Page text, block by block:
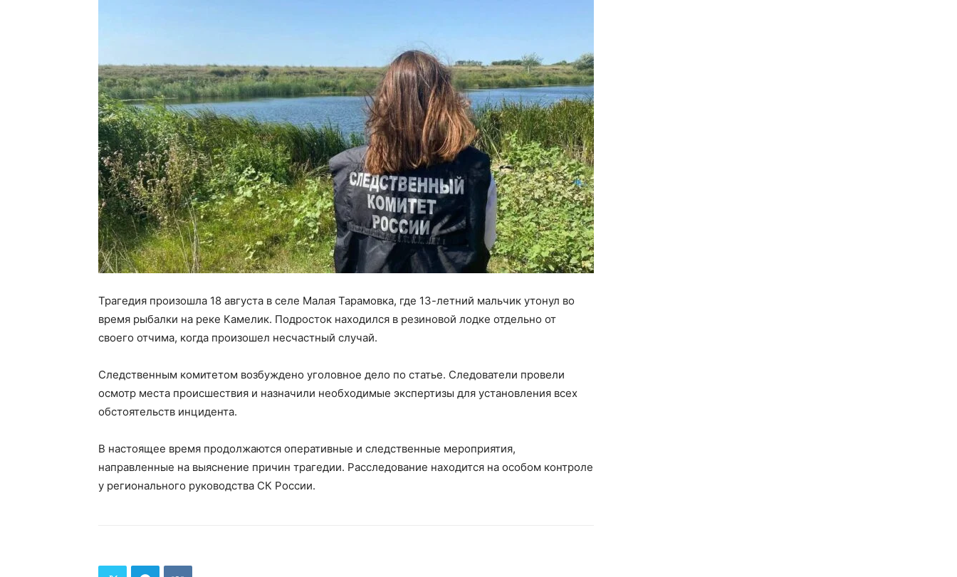
Трагедия произошла 18 августа в селе Малая Тарамовка, где 13-летний мальчик утонул во
время рыбалки на реке Камелик. Подросток находился в резиновой лодке отдельно от
своего отчима, когда произошел несчастный случай.
Следственным комитетом возбуждено уголовное дело по статье. Следователи провели
осмотр места происшествия и назначили необходимые экспертизы для установления всех
обстоятельств инцидента.
В настоящее время продолжаются оперативные и следственные мероприятия,
направленные на выяснение причин трагедии. Расследование находится на особом контроле
у регионального руководства СК России.